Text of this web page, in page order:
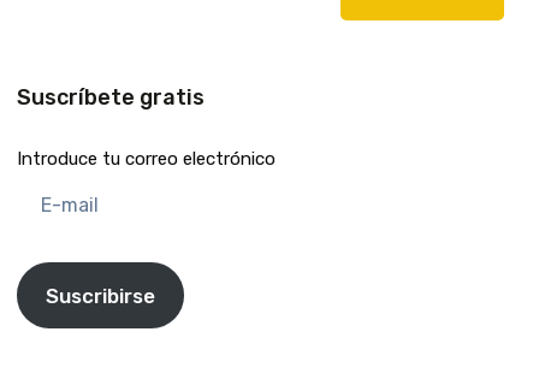
Suscríbete gratis
Introduce tu correo electrónico
mail
Suscribirse